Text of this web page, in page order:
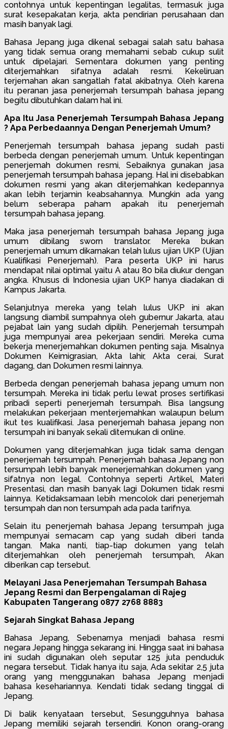
contohnya untuk kepentingan legalitas, termasuk juga
surat kesepakatan kerja, akta pendirian perusahaan dan
masih banyak lagi.
Bahasa Jepang juga dikenal sebagai salah satu bahasa
yang tidak semua orang memahami sebab cukup sulit
untuk dipelajari. Sementara dokumen yang penting
diterjemahkan sifatnya adalah resmi. Kekeliruan
terjemahan akan sangatlah fatal akibatnya. Oleh karena
itu peranan jasa penerjemah tersumpah bahasa jepang
begitu dibutuhkan dalam hal ini.
Apa Itu Jasa Penerjemah Tersumpah Bahasa Jepang
? Apa Perbedaannya Dengan Penerjemah Umum?
Penerjemah tersumpah bahasa jepang sudah pasti
berbeda dengan penerjemah umum. Untuk kepentingan
penerjemah dokumen resmi, Sebaiknya gunakan jasa
penerjemah tersumpah bahasa jepang. Hal ini disebabkan
dokumen resmi yang akan diterjemahkan kedepannya
akan lebih terjamin keabsahannya. Mungkin ada yang
belum seberapa paham apakah itu penerjemah
tersumpah bahasa jepang.
Maka jasa penerjemah tersumpah bahasa Jepang juga
umum dibilang sworn translator. Mereka bukan
penerjemah umum dikarnakan telah lulus ujian UKP (Ujian
Kualifikasi Penerjemah). Para peserta UKP ini harus
mendapat nilai optimal yaitu A atau 80 bila diukur dengan
angka. Khusus di Indonesia ujian UKP hanya diadakan di
Kampus Jakarta.
Selanjutnya mereka yang telah lulus UKP ini akan
langsung diambil sumpahnya oleh gubernur Jakarta, atau
pejabat lain yang sudah dipilih. Penerjemah tersumpah
juga mempunyai area pekerjaan sendiri. Mereka cuma
bekerja menerjemahkan dokumen penting saja. Misalnya
Dokumen Keimigrasian, Akta lahir, Akta cerai, Surat
dagang, dan Dokumen resmi lainnya.
Berbeda dengan penerjemah bahasa jepang umum non
tersumpah. Mereka ini tidak perlu lewat proses sertifikasi
pribadi seperti penerjemah tersumpah. Bisa langsung
melakukan pekerjaan menterjemahkan walaupun belum
ikut tes kualifikasi. Jasa penerjemah bahasa jepang non
tersumpah ini banyak sekali ditemukan di online.
Dokumen yang diterjemahkan juga tidak sama dengan
penerjemah tersumpah. Penerjemah bahasa Jepang non
tersumpah lebih banyak menerjemahkan dokumen yang
sifatnya non legal. Contohnya seperti Artikel, Materi
Presentasi, dan masih banyak lagi Dokumen tidak resmi
lainnya. Ketidaksamaan lebih mencolok dari penerjemah
tersumpah dan non tersumpah ada pada tarifnya.
Selain itu penerjemah bahasa Jepang tersumpah juga
mempunyai semacam cap yang sudah diberi tanda
tangan. Maka nanti, tiap-tiap dokumen yang telah
diterjemahkan oleh penerjemah tersumpah, Akan
diberikan cap tersebut.
Melayani Jasa Penerjemahan Tersumpah Bahasa
Jepang Resmi dan Berpengalaman di Rajeg
Kabupaten Tangerang 0877 2768 8883
Sejarah Singkat Bahasa Jepang
Bahasa Jepang, Sebenarnya menjadi bahasa resmi
negara Jepang hingga sekarang ini. Hingga saat ini bahasa
ini sudah digunakan oleh seputar 125 juta penduduk
negara tersebut. Tidak hanya itu saja, Ada sekitar 2,5 juta
orang yang menggunakan bahasa Jepang menjadi
bahasa kesehariannya. Kendati tidak sedang tinggal di
Jepang.
Di balik kenyataan tersebut, Sesungguhnya bahasa
Jepang memiliki sejarah tersendiri. Konon orang-orang